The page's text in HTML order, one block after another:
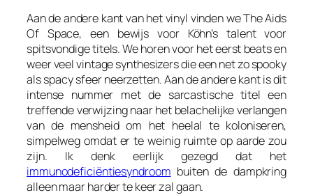
Aan de andere kant van het vinyl vinden weThe Aids
Of Space, een bewijs voor Köhn’s talent voor
spitsvondige titels. We horen voor het eerst beats en
weer veel vintage synthesizers die een net zo spooky
als spacy sfeer neerzetten. Aan de andere kant is dit
intense nummer met de sarcastische titel een
treffende verwijzing naar het belachelijke verlangen
van de mensheid om het heelal te koloniseren,
simpelweg omdat er te weinig ruimte op aarde zou
zijn. Ik denk eerlijk gezegd dat het
immunodeficiëntiesyndroom buiten de dampkring
alleen maar harder te keer zal gaan.